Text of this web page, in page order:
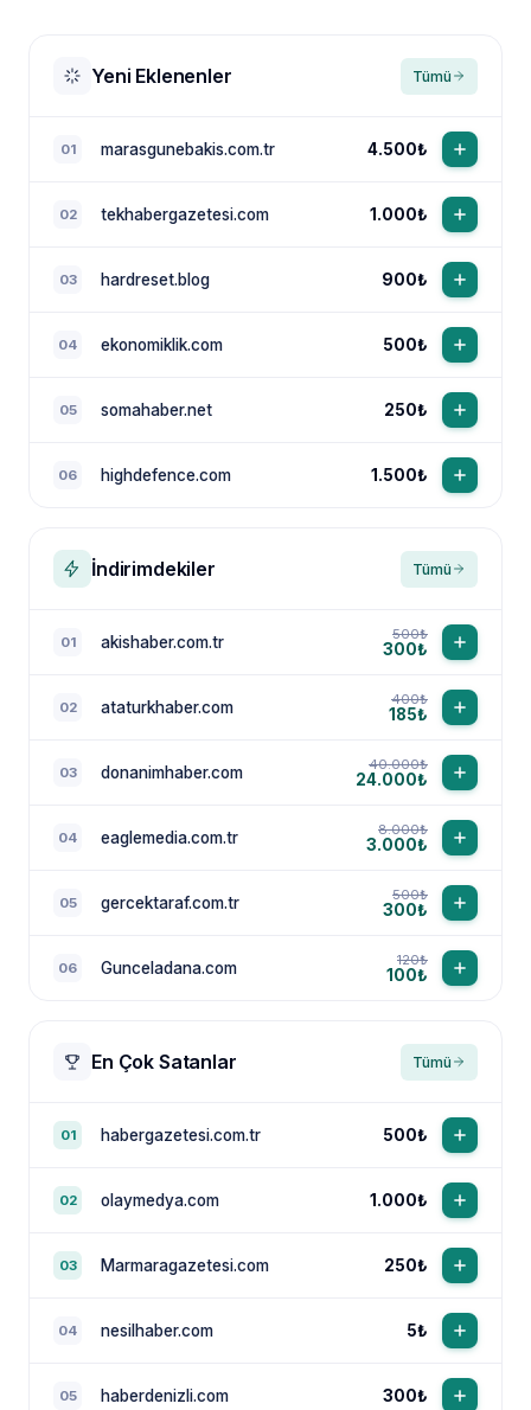
Yeni Eklenenler Tümü
01 marasgunebakis.com.tr 4.500₺
02 tekhabergazetesi.com 1.000₺
03 hardreset.blog 900₺
04 ekonomiklik.com 500₺
05 somahaber.net 250₺
06 highdefence.com 1.500₺
İndirimdekiler Tümü
01 akishaber.com.tr 500₺
300₺
02 ataturkhaber.com 400₺
185₺
03 donanimhaber.com 40.000₺
24.000₺
04 eaglemedia.com.tr 8.000₺
3.000₺
05 gercektaraf.com.tr 500₺
300₺
06 Gunceladana.com 120₺
100₺
En Çok Satanlar Tümü
01 habergazetesi.com.tr 500₺
02 olaymedya.com 1.000₺
03 Marmaragazetesi.com 250₺
04 nesilhaber.com 5₺
05 haberdenizli.com 300₺
NewsTanıtım AI Asistan